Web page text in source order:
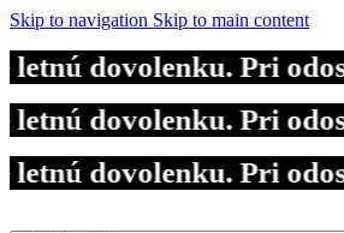
Skip to navigation Skip to main content
dovolenku. Pri
dovolenku. Pri
dovolenku. Pri